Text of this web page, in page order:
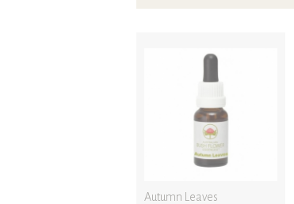
Autumn Leaves